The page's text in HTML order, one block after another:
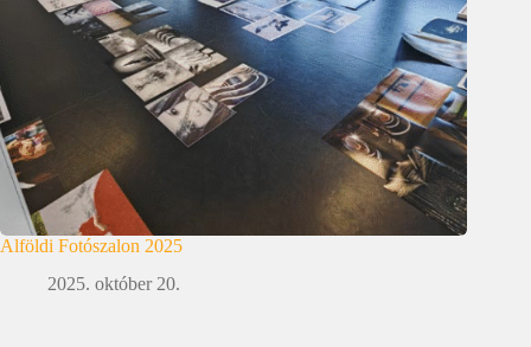
Alföldi Fotószalon 2025
2025. október 20.